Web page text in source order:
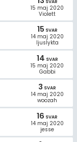
SVAR
15 maj 2020
Violett
15 SVAR
14 maj 2020
ljuslykta
14 SVAR
15 maj 2020
Gabbi
3 SVAR
14 maj 2020
woozah
16 SVAR
14 maj 2020
jesse